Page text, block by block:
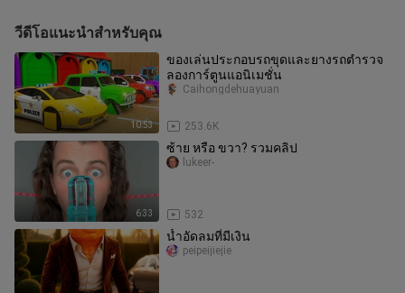
วีดีโอแนะนำสำหรับคุณ
10:53
ของเล่นประกอบรถขุดและยางรถตำรวจ
ลองการ์ตูนแอนิเมชั่น
253.6K
Caihongdehuayuan
6:33
ซ้าย หรือ ขวา? รวมคลิป
532
lukeer-
น้ำอัดลมที่มีเงิน
peipeijiejie